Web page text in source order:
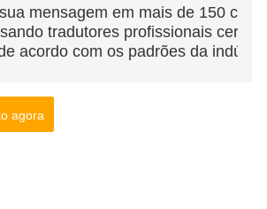
mensagem em mais de 150
tradutores profissionais
acordo com os padrões da
agora